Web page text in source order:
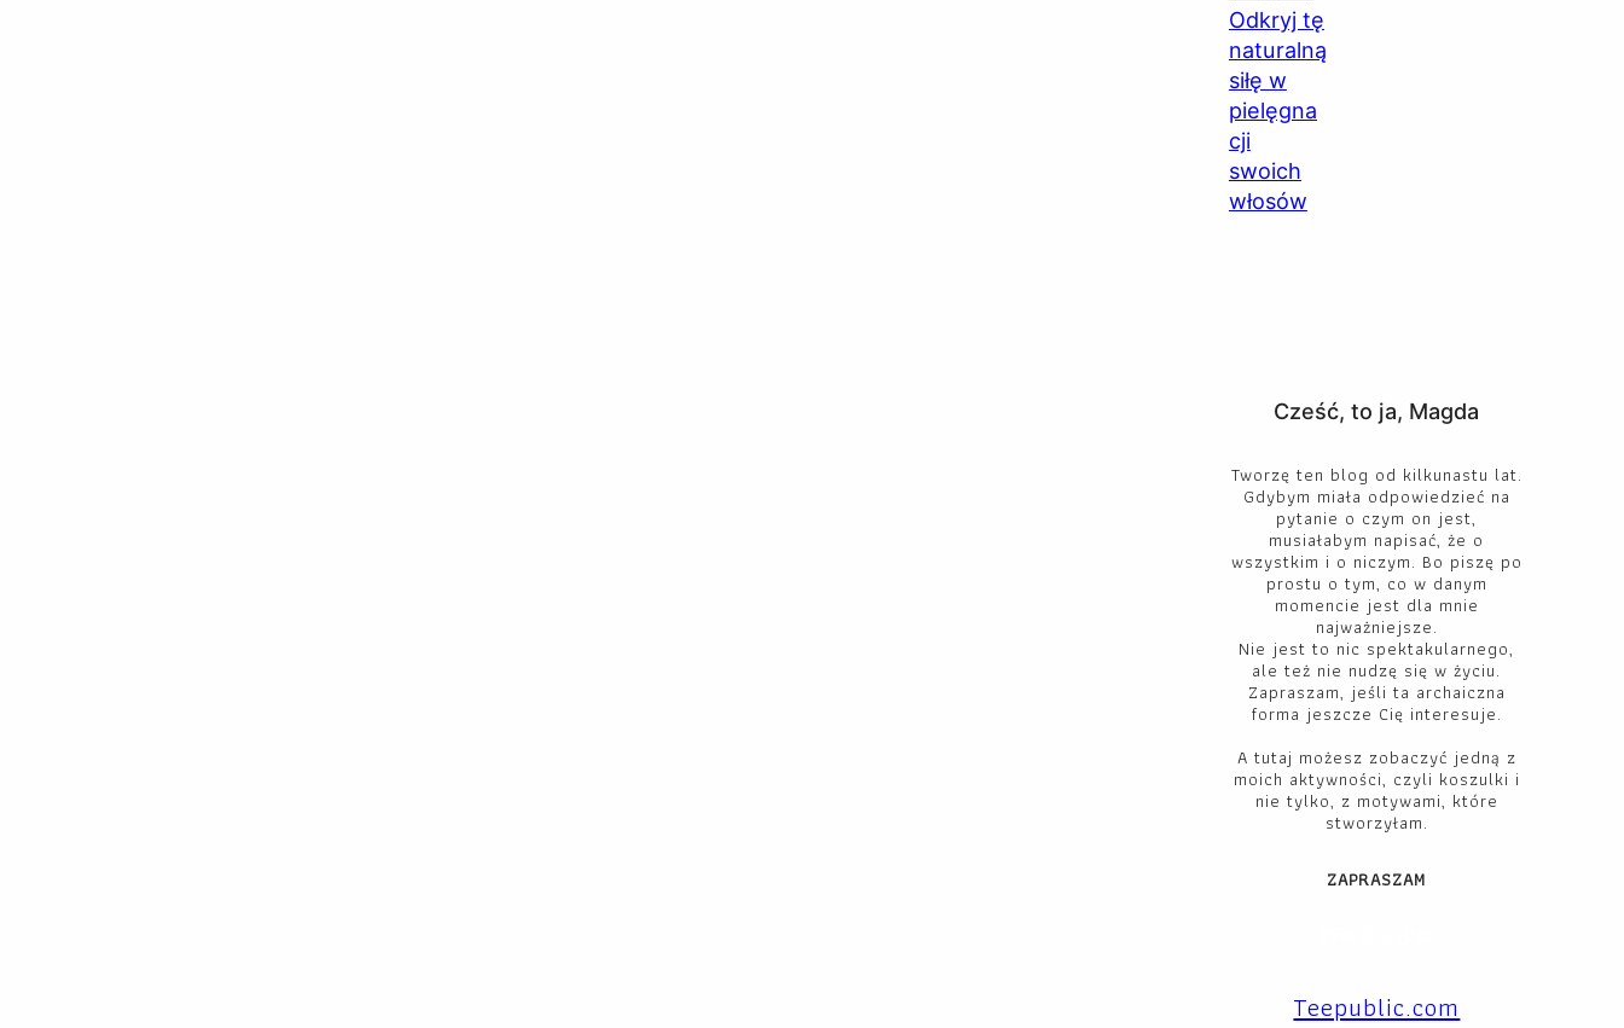
Cześć, to ja, Magda
Tworzę ten blog od kilkunastu lat.
Gdybym miała odpowiedzieć na
pytanie o czym on jest,
musiałabym napisać, że o
wszystkim i o niczym. Bo piszę po
prostu o tym, co w danym
momencie jest dla mnie
najważniejsze.
Nie jest to nic spektakularnego,
ale też nie nudzę się w życiu.
Zapraszam, jeśli ta archaiczna
forma jeszcze Cię interesuje.
A tutaj możesz zobaczyć jedną z
moich aktywności, czyli koszulki i
nie tylko, z motywami, które
stworzyłam.
ZAPRASZAM
Teepublic.com